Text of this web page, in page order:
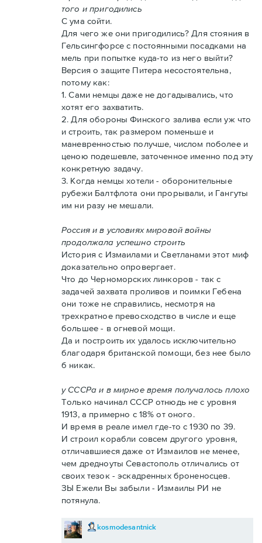
того и пригодились
С ума сойти.
Для чего же они пригодились? Для стояния в
Гельсингфорсе с постоянными посадками на
мель при попытке куда-то из него выйти?
Версия о защите Питера несостоятельна,
потому как:
1. Сами немцы даже не догадывались, что
хотят его захватить.
2. Для обороны Финского залива если уж что
и строить, так размером поменьше и
маневренностью получше, числом поболее и
ценою подешевле, заточенное именно под эту
конкретную задачу.
3. Когда немцы хотели - оборонительные
рубежи Балтфлота они прорывали, и Гангуты
им ни разу не мешали.
Россия и в условиях мировой войны
продолжала успешно строить
История с Измаилами и Светланами этот миф
доказательно опровергает.
Что до Черноморских линкоров - так с
задачей захвата проливов и поимки Гебена
они тоже не справились, несмотря на
трехкратное превосходство в числе и еще
большее - в огневой мощи.
Да и построить их удалось исключительно
благодаря британской помощи, без нее было
б никак.
у СССРа и в мирное время получалось плохо
Только начинал СССР отнюдь не с уровня
1913, а примерно с 18% от оного.
И время в реале имел где-то с 1930 по 39.
И строил корабли совсем другого уровня,
отличавшиеся даже от Измаилов не менее,
чем дредноуты Севастополь отличались от
своих тезок - эскадренных броненосцев.
ЗЫ Ежели Вы забыли - Измаилы РИ не
потянула.
kosmodesantnick